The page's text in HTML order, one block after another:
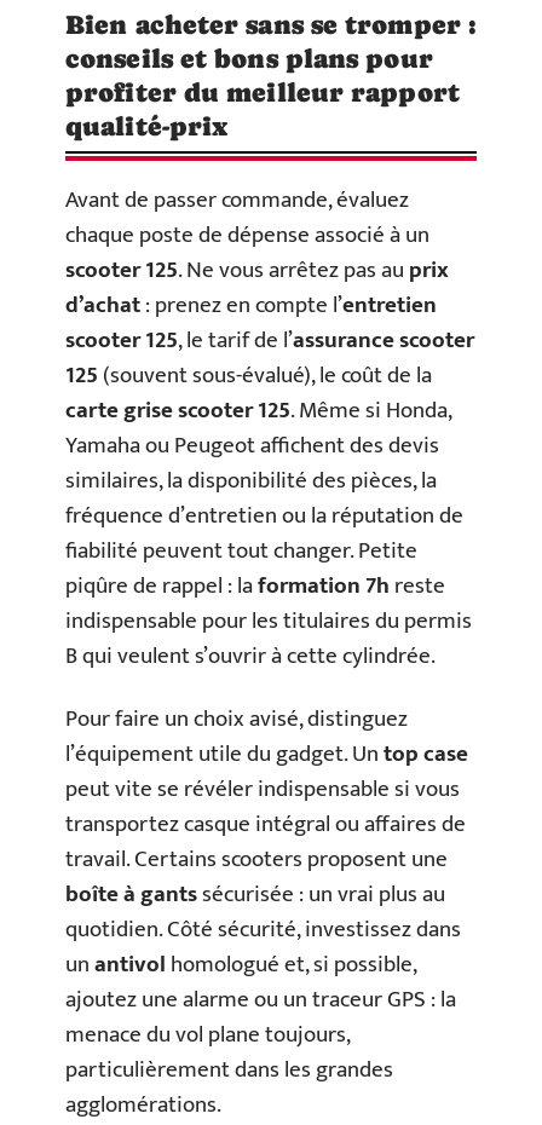
Bien acheter sans se tromper :
conseils et bons plans pour
profiter du meilleur rapport
qualité-prix
Avant de passer commande, évaluez
chaque poste de dépense associé à un
scooter 125. Ne vous arrêtez pas auprix
d’achat: prenez en compte l’entretien
scooter 125, le tarif de l’assurance scooter
125(souvent sous-évalué), le coût de la
carte grise scooter 125. Même si Honda,
Yamaha ou Peugeot affichent des devis
similaires, la disponibilité des pièces, la
fréquence d’entretien ou la réputation de
fiabilité peuvent tout changer. Petite
piqûre de rappel : laformation 7hreste
indispensable pour les titulaires du permis
B qui veulent s’ouvrir à cette cylindrée.
Pour faire un choix avisé, distinguez
l’équipement utile du gadget. Untop case
peut vite se révéler indispensable si vous
transportez casque intégral ou affaires de
travail. Certains scooters proposent une
boîte à gantssécurisée : un vrai plus au
quotidien. Côté sécurité, investissez dans
unantivolhomologué et, si possible,
ajoutez une alarme ou un traceur GPS : la
menace du vol plane toujours,
particulièrement dans les grandes
agglomérations.